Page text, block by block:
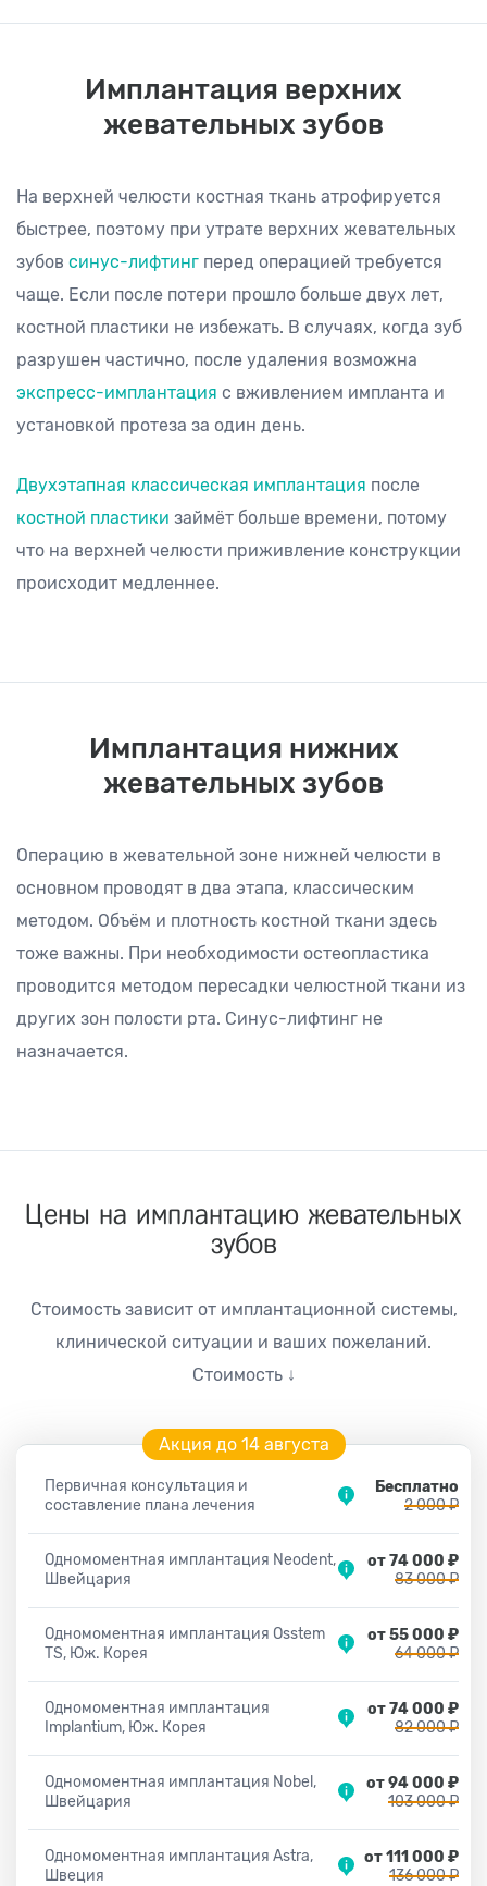
Имплантация верхних
жевательных зубов
На верхней челюсти костная ткань атрофируется
быстрее, поэтому при утрате верхних жевательных
зубов синус-лифтинг перед операцией требуется
чаще. Если после потери прошло больше двух лет,
костной пластики не избежать. В случаях, когда зуб
разрушен частично, после удаления возможна
экспресс-имплантация с вживлением импланта и
установкой протеза за один день.
Двухэтапная классическая имплантация после
костной пластики займёт больше времени, потому
что на верхней челюсти приживление конструкции
происходит медленнее.
Имплантация нижних
жевательных зубов
Операцию в жевательной зоне нижней челюсти в
основном проводят в два этапа, классическим
методом. Объём и плотность костной ткани здесь
тоже важны. При необходимости остеопластика
проводится методом пересадки челюстной ткани из
других зон полости рта. Синус-лифтинг не
назначается.
Цены на имплантацию жевательных
зубов
Стоимость зависит от имплантационной системы,
клинической ситуации и ваших пожеланий.
Стоимость ↓
Акция до 14 августа
Первичная консультация и
составление плана лечения
2 000 ₽
Бесплатно
Одномоментная имплантация Neodent,
Швейцария
83 000 ₽
от 74 000 ₽
Одномоментная имплантация Osstem
TS, Юж. Корея
64 000 ₽
от 55 000 ₽
Одномоментная имплантация
Implantium, Юж. Корея
82 000 ₽
от 74 000 ₽
Одномоментная имплантация Nobel,
Швейцария
103 000 ₽
от 94 000 ₽
Одномоментная имплантация Astra,
Швеция
136 000 ₽
от 111 000 ₽